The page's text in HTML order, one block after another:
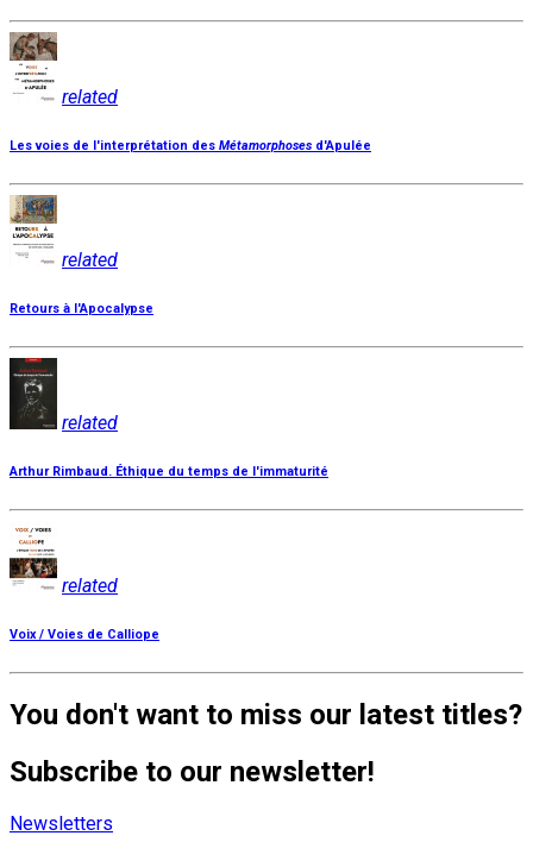
related
Les voies de l'interprétation des Métamorphoses d'Apulée
related
Retours à l'Apocalypse
related
Arthur Rimbaud. Éthique du temps de l'immaturité
related
Voix / Voies de Calliope
You don't want to miss our latest titles?
Subscribe to our newsletter!
Newsletters